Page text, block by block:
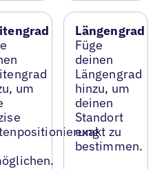
um
Längengrad
Füge
deinen
Längengrad
hinzu, um
deinen
Standort
exakt zu
bestimmen.